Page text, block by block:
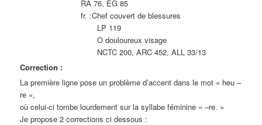
RA 76, EG 85
fr. :Chef couvert de blessures
LP 119
O douloureux visage
NCTC 200, ARC 452, ALL 33/13
Correction :
La première ligne pose un problème d’accent dans le mot « heu –
re »,
où celui-ci tombe lourdement sur la syllabe féminine « –re. »
Je propose 2 corrections ci dessous :